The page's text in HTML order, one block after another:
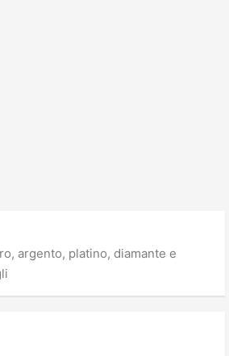
argento, platino, diamante e